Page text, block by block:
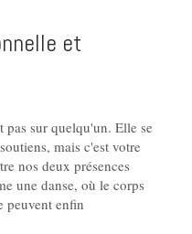
et
pas sur quelqu'un. Elle se
mais c'est votre
nos deux présences
une danse, où le corps
peuvent enfin